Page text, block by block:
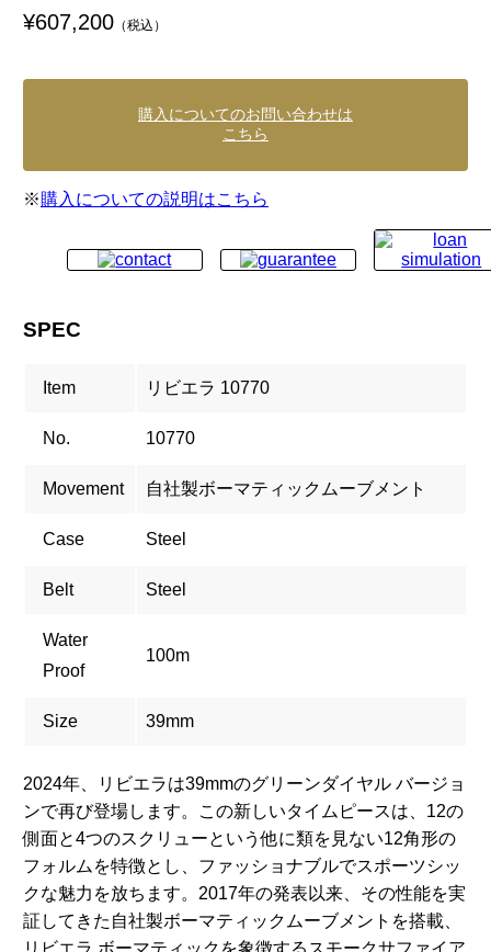
¥607,200（税込）
購入についてのお問い合わせは
こちら
※購入についての説明はこちら
SPEC
Item リビエラ 10770
No. 10770
Movement 自社製ボーマティックムーブメント
Case Steel
Belt Steel
Water
Proof
100m
Size 39mm
2024年、リビエラは39mmのグリーンダイヤル バージョ
ンで再び登場します。この新しいタイムピースは、12の
側面と4つのスクリューという他に類を見ない12角形の
フォルムを特徴とし、ファッショナブルでスポーツシッ
クな魅力を放ちます。2017年の発表以来、その性能を実
証してきた自社製ボーマティックムーブメントを搭載、